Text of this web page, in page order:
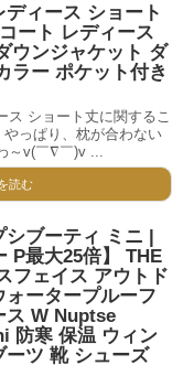
ィース ショート
ート レディース
ウンジャケット ダ
ラー ポケット付き
ス ショート丈に関するこ
っぱり、枕が合わない
～v(￣∇￣)v ...
読む
シブーティ ミニ |
P最大25倍】 THE
フェイス アウトド
ータープルーフ
ス W Nuptse
防寒 保温 ウィン
ーツ 靴 シューズ